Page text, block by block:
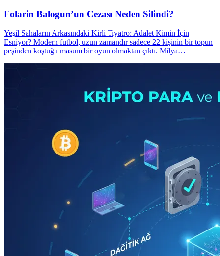
Folarin Balogun’un Cezası Neden Silindi?
Yeşil Sahaların Arkasındaki Kirli Tiyatro: Adalet Kimin İçin
Esniyor? Modern futbol, uzun zamandır sadece 22 kişinin bir topun
peşinden koştuğu masum bir oyun olmaktan çıktı. Milya…